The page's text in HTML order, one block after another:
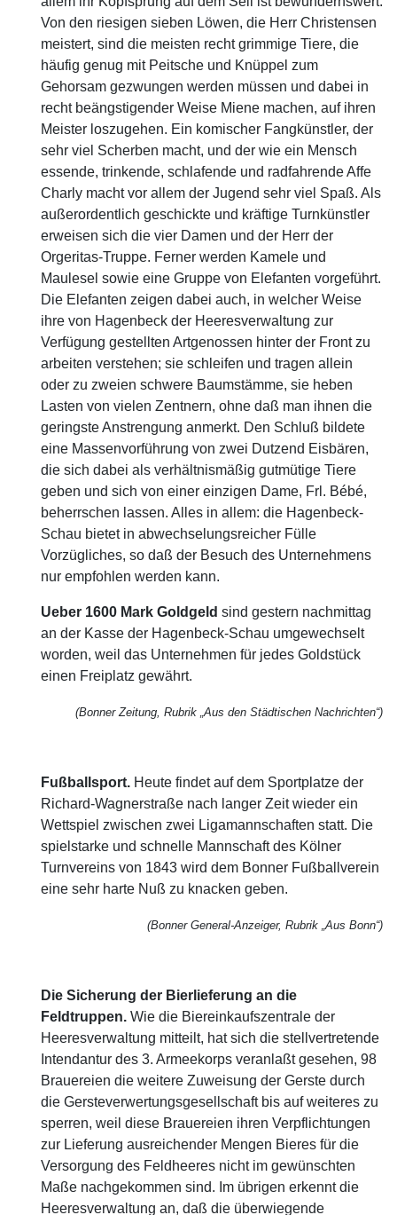
Von den riesigen sieben Löwen, die Herr Christensen
meistert, sind die meisten recht grimmige Tiere, die
häufig genug mit Peitsche und Knüppel zum
Gehorsam gezwungen werden müssen und dabei in
recht beängstigender Weise Miene machen, auf ihren
Meister loszugehen. Ein komischer Fangkünstler, der
sehr viel Scherben macht, und der wie ein Mensch
essende, trinkende, schlafende und radfahrende Affe
Charly macht vor allem der Jugend sehr viel Spaß. Als
außerordentlich geschickte und kräftige Turnkünstler
erweisen sich die vier Damen und der Herr der
Orgeritas-Truppe. Ferner werden Kamele und
Maulesel sowie eine Gruppe von Elefanten vorgeführt.
Die Elefanten zeigen dabei auch, in welcher Weise
ihre von Hagenbeck der Heeresverwaltung zur
Verfügung gestellten Artgenossen hinter der Front zu
arbeiten verstehen; sie schleifen und tragen allein
oder zu zweien schwere Baumstämme, sie heben
Lasten von vielen Zentnern, ohne daß man ihnen die
geringste Anstrengung anmerkt. Den Schluß bildete
eine Massenvorführung von zwei Dutzend Eisbären,
die sich dabei als verhältnismäßig gutmütige Tiere
geben und sich von einer einzigen Dame, Frl. Bébé,
beherrschen lassen. Alles in allem: die Hagenbeck-
Schau bietet in abwechselungsreicher Fülle
Vorzügliches, so daß der Besuch des Unternehmens
nur empfohlen werden kann.
Ueber 1600 Mark Goldgeld sind gestern nachmittag
an der Kasse der Hagenbeck-Schau umgewechselt
worden, weil das Unternehmen für jedes Goldstück
einen Freiplatz gewährt.
(Bonner Zeitung, Rubrik „Aus den Städtischen Nachrichten“)
Fußballsport. Heute findet auf dem Sportplatze der
Richard-Wagnerstraße nach langer Zeit wieder ein
Wettspiel zwischen zwei Ligamannschaften statt. Die
spielstarke und schnelle Mannschaft des Kölner
Turnvereins von 1843 wird dem Bonner Fußballverein
eine sehr harte Nuß zu knacken geben.
(Bonner General-Anzeiger, Rubrik „Aus Bonn“)
Die Sicherung der Bierlieferung an die
Feldtruppen. Wie die Biereinkaufszentrale der
Heeresverwaltung mitteilt, hat sich die stellvertretende
Intendantur des 3. Armeekorps veranlaßt gesehen, 98
Brauereien die weitere Zuweisung der Gerste durch
die Gersteverwertungsgesellschaft bis auf weiteres zu
sperren, weil diese Brauereien ihren Verpflichtungen
zur Lieferung ausreichender Mengen Bieres für die
Versorgung des Feldheeres nicht im gewünschten
Maße nachgekommen sind. Im übrigen erkennt die
Heeresverwaltung an, daß die überwiegende